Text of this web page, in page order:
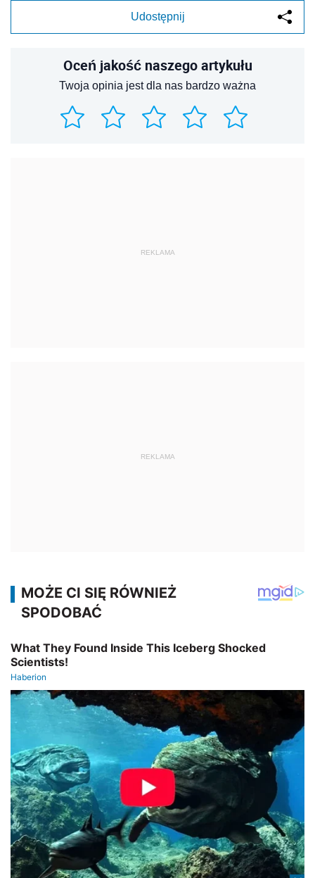
Udostępnij
Oceń jakość naszego artykułu
Twoja opinia jest dla nas bardzo ważna
REKLAMA
REKLAMA